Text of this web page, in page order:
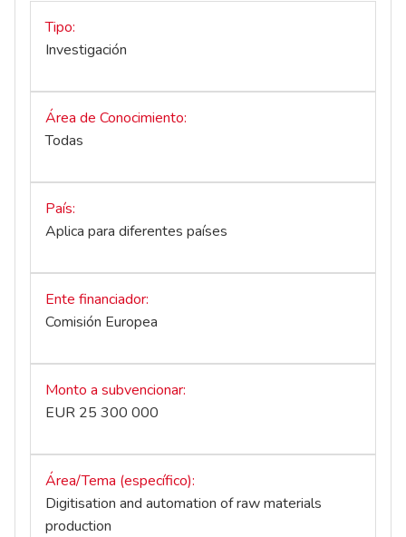
Tipo
Investigación
Área de Conocimiento
Todas
País
Aplica para diferentes países
Ente financiador
Comisión Europea
Monto a subvencionar
EUR 25 300 000
Área/Tema (específico)
Digitisation and automation of raw materials
production